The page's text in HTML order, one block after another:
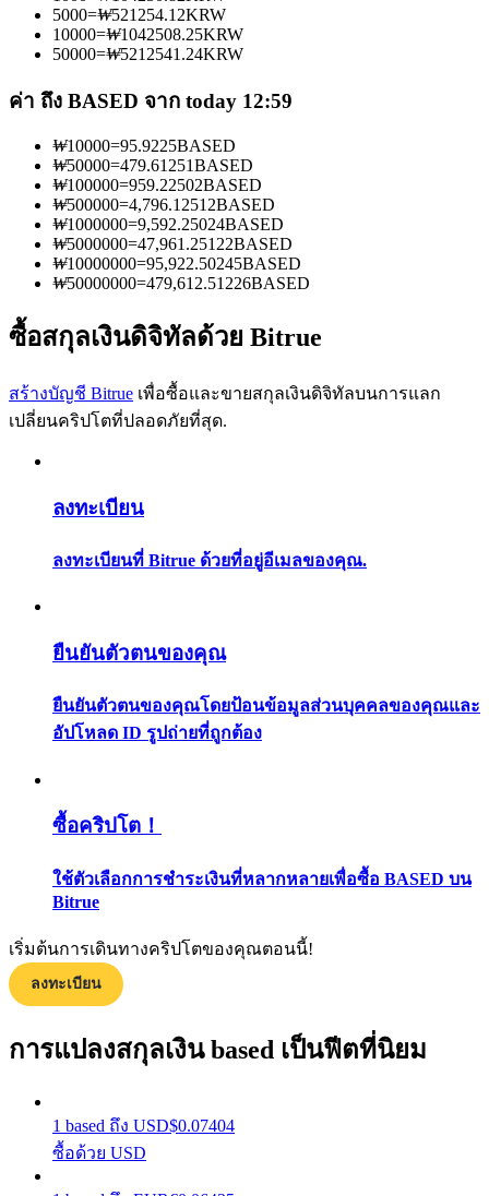
ข้อมูล
การวิเคราะห์ข้อมูลขนาดใหญ่ รวมถึงข้อมูลการค้า ฯลฯ
คู่มือเริ่มต้นฟิวเจอร์ส
กลยุทธ์การซื้อขาย
ได้รับ
5000=₩521254.12KRW
10000=₩1042508.25KRW
50000=₩5212541.24KRW
ค่า ถึง BASED จาก today 12:59
₩10000=95.9225BASED
₩50000=479.61251BASED
₩100000=959.22502BASED
₩500000=4,796.12512BASED
₩1000000=9,592.25024BASED
₩5000000=47,961.25122BASED
₩10000000=95,922.50245BASED
₩50000000=479,612.51226BASED
ซื้อสกุลเงินดิจิทัลด้วย Bitrue
สร้างบัญชี Bitrue เพื่อซื้อและขายสกุลเงินดิจิทัลบนการแลก
เปลี่ยนคริปโตที่ปลอดภัยที่สุด.
ลงทะเบียน
ลงทะเบียนที่ Bitrue ด้วยที่อยู่อีเมลของคุณ.
ยืนยันตัวตนของคุณ
ยืนยันตัวตนของคุณโดยป้อนข้อมูลส่วนบุคคลของคุณและ
อัปโหลด ID รูปถ่ายที่ถูกต้อง
ซื้อคริปโต！
ใช้ตัวเลือกการชำระเงินที่หลากหลายเพื่อซื้อ BASED บน
Bitrue
เริ่มต้นการเดินทางคริปโตของคุณตอนนี้!
ลงทะเบียน
การแปลงสกุลเงิน based เป็นฟีตที่นิยม
1 based ถึง USD$0.07404
ซื้อด้วย USD